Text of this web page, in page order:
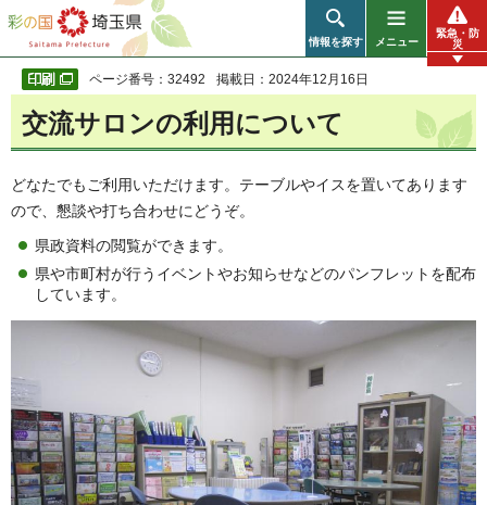
彩の国 埼玉県
情報を探す メニュー
緊急・防
災
ページ番号：32492 掲載日：2024年12月16日
交流サロンの利用について
どなたでもご利用いただけます。テーブルやイスを置いてあります
ので、懇談や打ち合わせにどうぞ。
県政資料の閲覧ができます。
県や市町村が行うイベントやお知らせなどのパンフレットを配布
しています。